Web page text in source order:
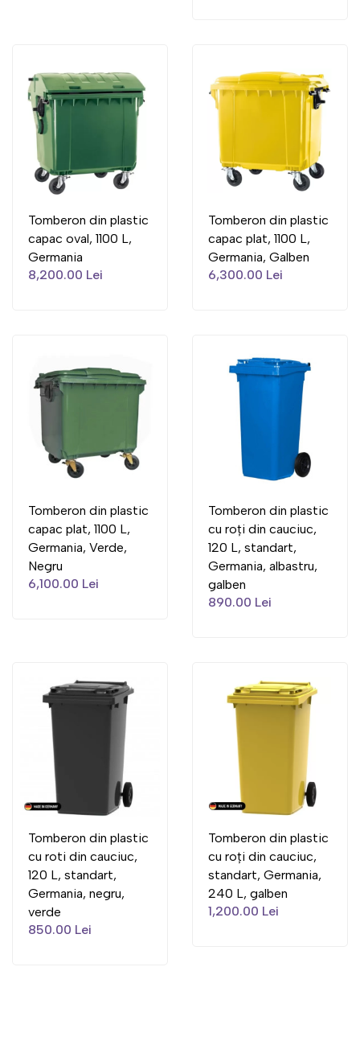
Tomberon din plastic
capac oval, 1100 L,
Germania
8,200.00 Lei
Tomberon din plastic
capac plat, 1100 L,
Germania, Galben
6,300.00 Lei
Tomberon din plastic
capac plat, 1100 L,
Germania, Verde,
Negru
6,100.00 Lei
Tomberon din plastic
cu roți din cauciuc,
120 L, standart,
Germania, albastru,
galben
890.00 Lei
Tomberon din plastic
cu roti din cauciuc,
120 L, standart,
Germania, negru,
verde
850.00 Lei
Tomberon din plastic
cu roți din cauciuc,
standart, Germania,
240 L, galben
1,200.00 Lei